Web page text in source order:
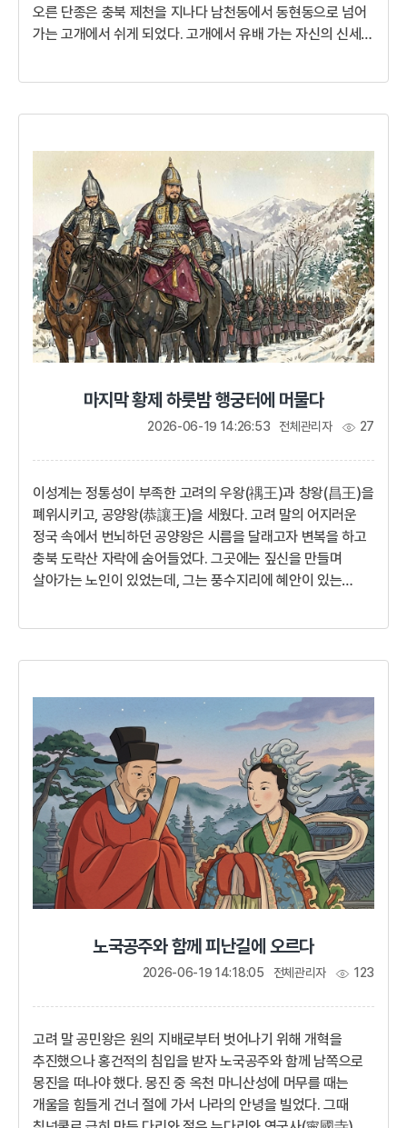
오른 단종은 충북 제천을 지나다 남천동에서 동현동으로 넘어
가는 고개에서 쉬게 되었다. 고개에서 유배 가는 자신의 신세를
서울고개가 되었다고 전해진다.내 어찌 이 고개를 넘어 귀양을
오른 단종성군 세종이 승하하자 조선은 커다란 구심점을 잃은
채 불안정했다. 보위를 이은 세종의 장남 문종(文宗)은 ...
마지막 황제 하룻밤 행궁터에 머물다
전체관리자 27
이성계는 정통성이 부족한 고려의 우왕(禑王)과 창왕(昌王)을
폐위시키고, 공양왕(恭讓王)을 세웠다. 고려 말의 어지러운
정국 속에서 번뇌하던 공양왕은 시름을 달래고자 변복을 하고
충북 도락산 자락에 숨어들었다. 그곳에는 짚신을 만들며
살아가는 노인이 있었는데, 그는 풍수지리에 혜안이 있는
집이 궁궐터가 될 것이라며 왕을 알아보고 절했다.산 속의
불구하고 결국 임금의 자리를 더럽히게 되었으니 그대들이 잘
처리하라.기울어가는 해, 고려왜 하필 내가 왕이 되어야 한단
말인가? 나는 정사에...
2026-06-19 14:26:53
노국공주와 함께 피난길에 오르다
전체관리자 123
고려 말 공민왕은 원의 지배로부터 벗어나기 위해 개혁을
추진했으나 홍건적의 침입을 받자 노국공주와 함께 남쪽으로
몽진을 떠나야 했다. 몽진 중 옥천 마니산성에 머무를 때는
개울을 힘들게 건너 절에 가서 나라의 안녕을 빌었다. 그때
2026-06-19 14:18:05